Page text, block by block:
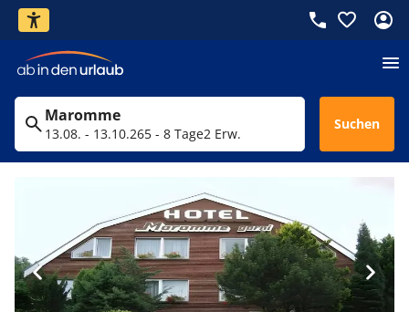
Maromme
13.08. - 13.10.265 - 8 Tage2 Erw.
Suchen